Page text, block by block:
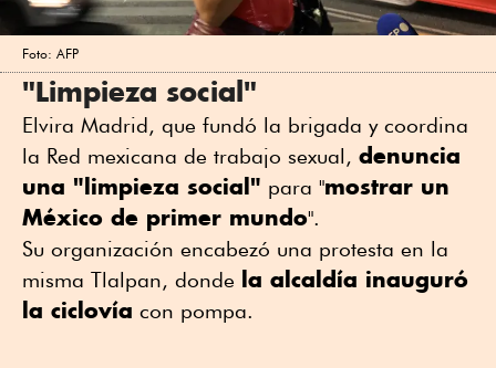
Foto: AFP
"Limpieza social"
Elvira Madrid, que fundó la brigada y coordina
la Red mexicana de trabajo sexual, denuncia
una "limpieza social" para "mostrar un
México de primer mundo".
Su organización encabezó una protesta en la
misma Tlalpan, donde la alcaldía inauguró
la ciclovía con pompa.